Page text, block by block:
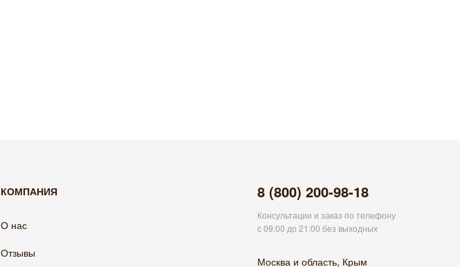
КОМПАНИЯ
О нас
Отзывы
8 (800) 200-98-18
Консультации и заказ по телефону
с 09:00 до 21:00 без выходных
Москва и область, Крым